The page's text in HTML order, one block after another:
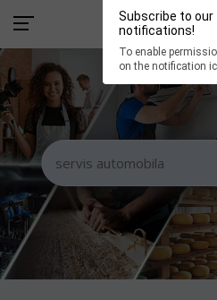
Subscribe to our
notifications!
To enable
on the notification